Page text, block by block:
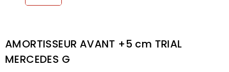
AMORTISSEUR AVANT +5 cm TRIAL
MERCEDES G